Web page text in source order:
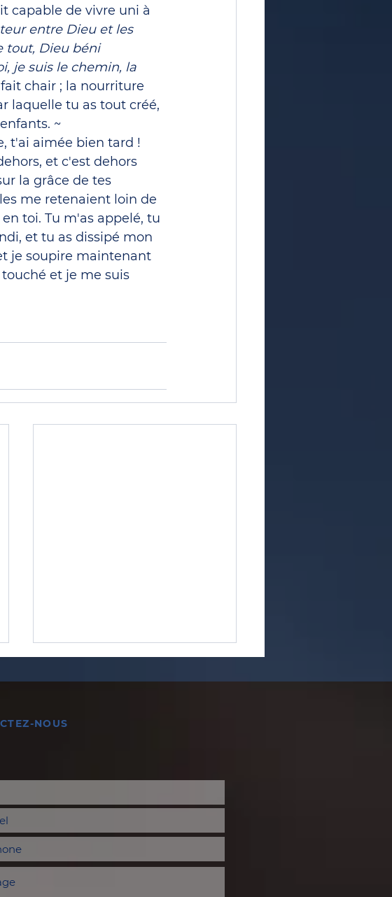
capable de vivre uni à
entre Dieu et les
tout, Dieu béni
je suis le chemin, la
chair ; la nourriture
laquelle tu as tout créé,
~
t'ai aimée bien tard !
et c'est dehors
la grâce de tes
me retenaient loin de
toi. Tu m'as appelé, tu
et tu as dissipé mon
je soupire maintenant
et je me suis
Bulletin paroissial du 19
NOUS